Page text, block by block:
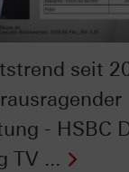
seit
- HSBC
TV ...